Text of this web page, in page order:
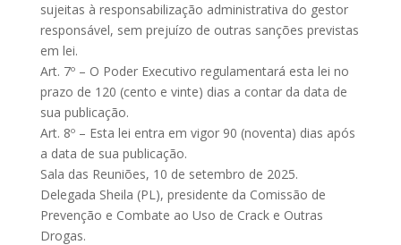
sujeitas à responsabilização administrativa do gestor
responsável, sem prejuízo de outras sanções previstas
em lei.
Art. 7º – O Poder Executivo regulamentará esta lei no
prazo de 120 (cento e vinte) dias a contar da data de
sua publicação.
Art. 8º – Esta lei entra em vigor 90 (noventa) dias após
a data de sua publicação.
Sala das Reuniões, 10 de setembro de 2025.
Delegada Sheila (PL), presidente da Comissão de
Prevenção e Combate ao Uso de Crack e Outras
Drogas.